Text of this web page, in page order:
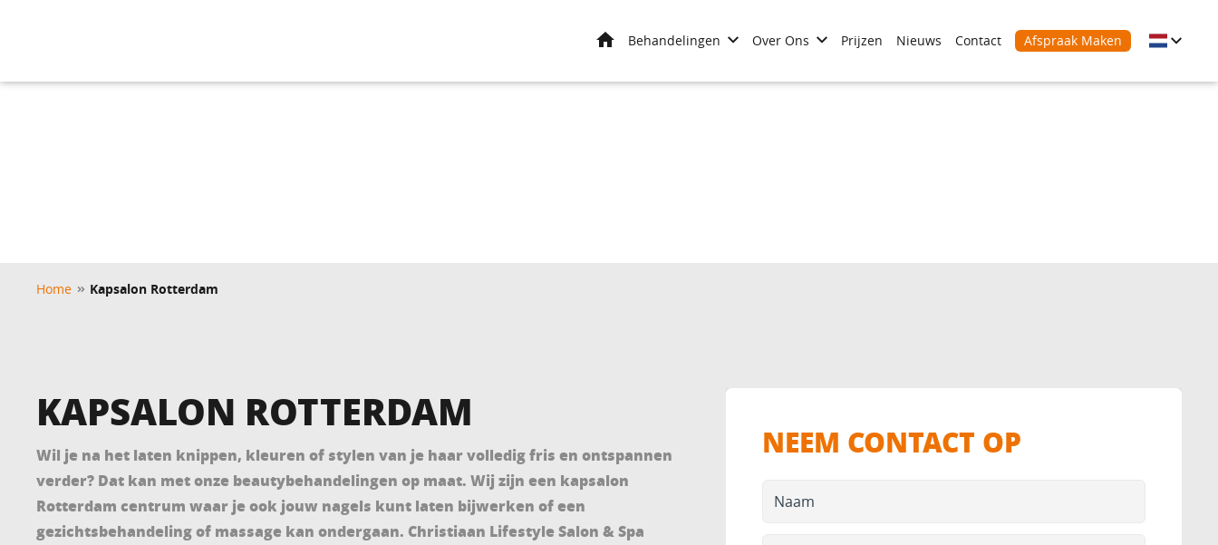
HomeBehandelingen Over Ons Prijzen Nieuws Contact Afspraak Maken
Home Kapsalon Rotterdam
KAPSALON ROTTERDAM
Wil je na het laten knippen, kleuren of stylen van je haar volledig fris en ontspannen
verder? Dat kan met onze beautybehandelingen op maat. Wij zijn een kapsalon
Rotterdam centrum waar je ook jouw nagels kunt laten bijwerken of een
gezichtsbehandeling of massage kan ondergaan. Christiaan Lifestyle Salon & Spa
NEEM CONTACT OP